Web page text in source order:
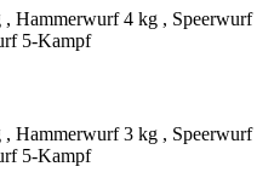
Hammerwurf 4 kg , Speerwurf
5-Kampf
Hammerwurf 3 kg , Speerwurf
5-Kampf